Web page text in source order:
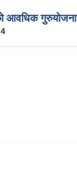
आवधिक गुरुयोजना